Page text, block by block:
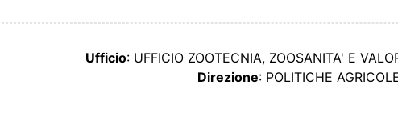
Ufficio: UFFICIO ZOOTECNIA, ZOOSANITA' E
Direzione: POLITICHE